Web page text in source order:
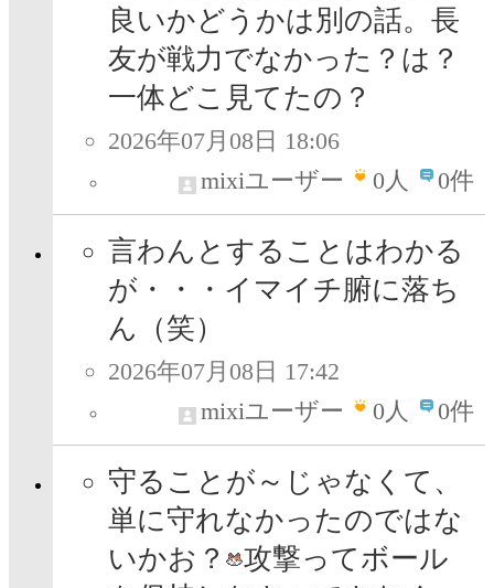
良いかどうかは別の話。長
友が戦力でなかった？は？
一体どこ見てたの？
2026年07月08日 18:06
mixiユーザー
0人 0件
言わんとすることはわかる
が・・・イマイチ腑に落ち
ん（笑）
2026年07月08日 17:42
mixiユーザー
0人 0件
守ることが～じゃなくて、
単に守れなかったのではな
いかお？
攻撃ってボール